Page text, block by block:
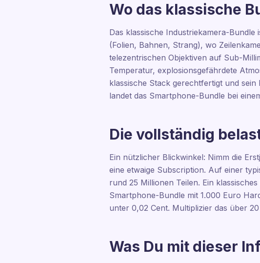
Wo das klassische
Das klassische Industriekamera-
(Folien, Bahnen, Strang), wo
telezentrischen Objektiven auf Sub-
Temperatur, explosionsgefährdete
klassische Stack gerechtfertigt und
landet das Smartphone-Bundle bei
Die vollständig
Ein nützlicher Blickwinkel: Nimm die
eine etwaige Subscription. Auf einer
rund 25 Millionen Teilen. Ein
Smartphone-Bundle mit 1.000 Euro
unter 0,02 Cent. Multiplizier das über
Was Du mit dieser